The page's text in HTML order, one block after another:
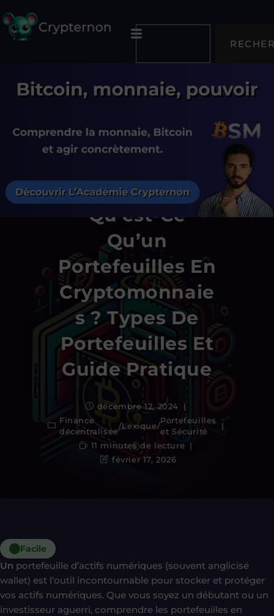
Qu’est-Ce
Qu’un
Portefeuilles En
Cryptomonnaie
S ? Types De
Portefeuilles Et
Guide Pratique
décembre 12, 2024
Finance
décentralisée
/Lexique/
Portefeuilles
et Sécurité
11 minutes de lecture
février 17, 2026
Facile
Un portefeuille d’actifs numériques (souvent anglicisé
wallet) est l’outil incontournable pour stocker et protéger
vos actifs numériques. Que vous soyez un débutant ou un
investisseur aguerri, comprendre les portefeuilles en